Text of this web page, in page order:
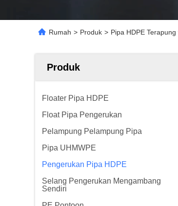
Rumah > Produk > Pipa HDPE
Produk
Floater Pipa HDPE
Float Pipa Pengerukan
Pelampung Pelampung Pipa
Pipa UHMWPE
Pengerukan Pipa HDPE
Selang Pengerukan Mengambang
Sendiri